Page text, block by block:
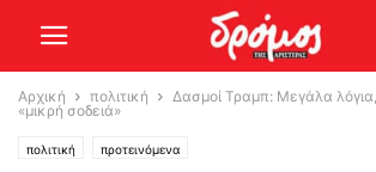
Αρχική πολιτική
Δασμοί Τραμπ: Μεγάλα
«μικρή σοδειά»
πολιτική προτεινόμενα